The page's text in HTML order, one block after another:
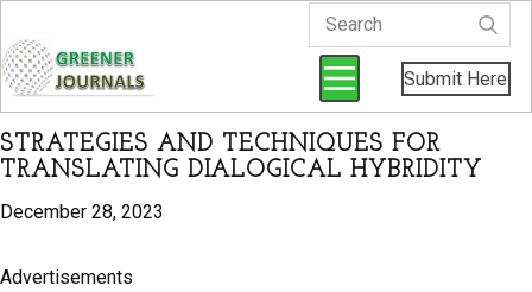
Submit Here
STRATEGIES AND TECHNIQUES FOR
TRANSLATING DIALOGICAL HYBRIDITY
December 28, 2023
Advertisements